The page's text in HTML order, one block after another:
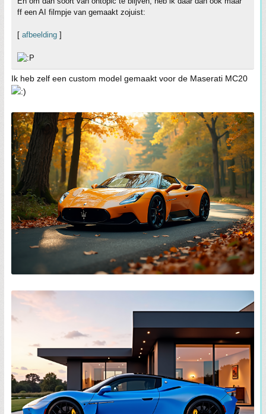
ff een AI filmpje van gemaakt zojuist:
[ afbeelding ]
Ik heb zelf een custom model gemaakt voor de Maserati MC20